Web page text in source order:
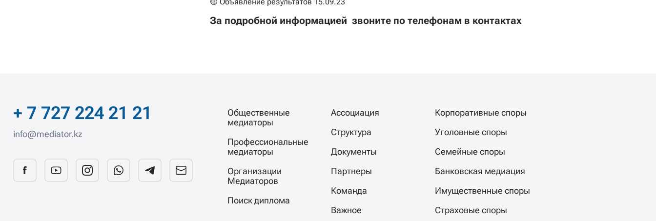
За подробной информацией звоните по телефонам в контактах
+ 7 727 224 21 21
info@mediator.kz
Общественные
медиаторы
Профессиональные
медиаторы
Организации
Медиаторов
Поиск диплома
Ассоциация
Структура
Документы
Партнеры
Команда
Важное
Корпоративные споры
Уголовные споры
Семейные споры
Банковская медиация
Имущественные споры
Страховые споры